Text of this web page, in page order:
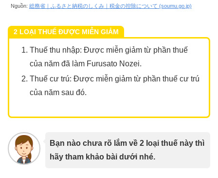
Nguồn: 総務省｜ふるさと納税のしくみ｜税金の控除について (soumu.go.jp)
2 LOẠI THUẾ ĐƯỢC MIỄN GIẢM
Thuế thu nhập: Được miễn giảm từ phần thuế
của năm đã làm Furusato Nozei.
Thuế cư trú: Được miễn giảm từ phần thuế cư trú
của năm sau đó.
Bạn nào chưa rõ lắm về 2 loại thuế này thì
hãy tham khảo bài dưới nhé.